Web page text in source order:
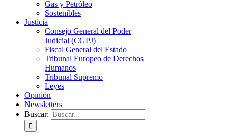
Gas y Petróleo
Sostenibles
Justicia
Consejo General del Poder
Judicial (CGPJ)
Fiscal General del Estado
Tribunal Europeo de Derechos
Humanos
Tribunal Supremo
Leyes
Opinión
Newsletters
Buscar: